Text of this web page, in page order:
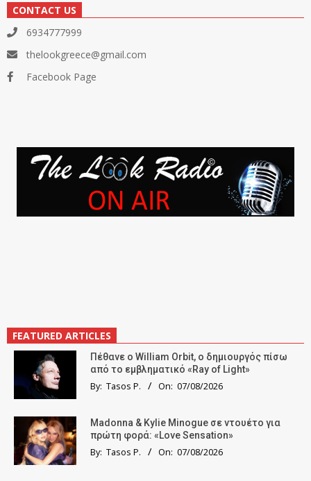
CONTACT US
6934777999
thelookgreece@gmail.com
Facebook Page
FEATURED ARTICLES
Πέθανε ο William Orbit, ο δημιουργός πίσω
από το εμβληματικό «Ray of Light»
By: Tasos P. On: 07/08/2026
Madonna & Kylie Minogue σε ντουέτο για
πρώτη φορά: «Love Sensation»
By: Tasos P. On: 07/08/2026